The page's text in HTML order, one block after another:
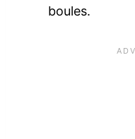
boules.